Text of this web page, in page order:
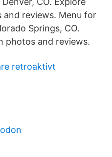
reviews. Menu for
Springs, CO.
photos and reviews.
retroaktivt